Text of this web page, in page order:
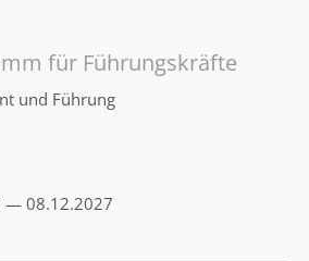
für Führungskräfte
und Führung
— 08.12.2027